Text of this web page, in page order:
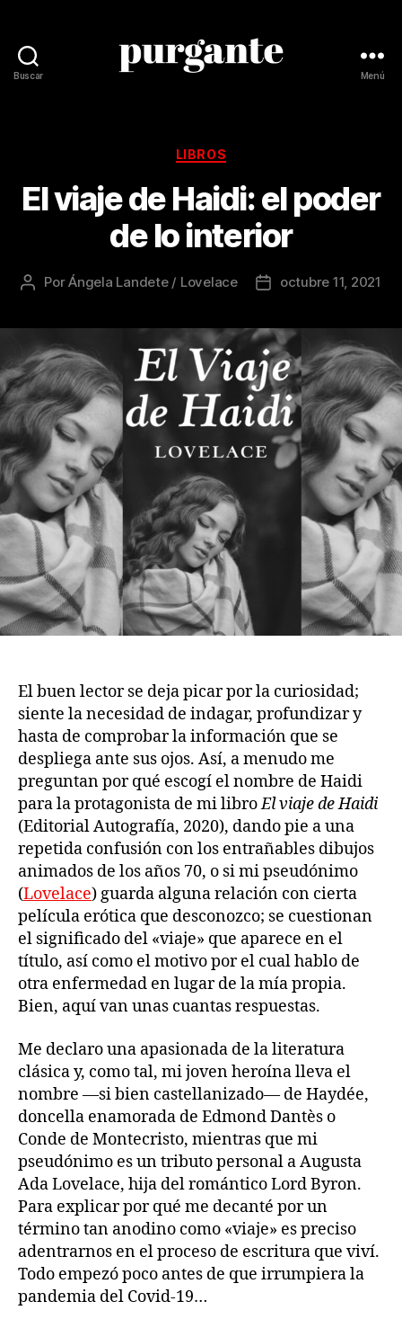
Buscar Menú
Categorías
LIBROS
El viaje de Haidi: el poder
de lo interior
Autor
publicación
PorÁngela Landete / Lovelace
Fecha
publicación
octubre 11, 2021
El buen lector se deja picar por la curiosidad;
siente la necesidad de indagar, profundizar y
hasta de comprobar la información que se
despliega ante sus ojos. Así, a menudo me
preguntan por qué escogí el nombre de Haidi
para la protagonista de mi libroEl viaje de Haidi
(Editorial Autografía, 2020), dando pie a una
repetida confusión con los entrañables dibujos
animados de los años 70, o si mi pseudónimo
(Lovelace) guarda alguna relación con cierta
película erótica que desconozco; se cuestionan
el significado del «viaje» que aparece en el
título, así como el motivo por el cual hablo de
otra enfermedad en lugar de la mía propia.
Bien, aquí van unas cuantas respuestas.
Me declaro una apasionada de la literatura
clásica y, como tal, mi joven heroína lleva el
nombre —si bien castellanizado— de Haydée,
doncella enamorada de Edmond Dantès o
Conde de Montecristo, mientras que mi
pseudónimo es un tributo personal a Augusta
Ada Lovelace, hija del romántico Lord Byron.
Para explicar por qué me decanté por un
término tan anodino como «viaje» es preciso
adentrarnos en el proceso de escritura que viví.
Todo empezó poco antes de que irrumpiera la
pandemia del Covid-19…